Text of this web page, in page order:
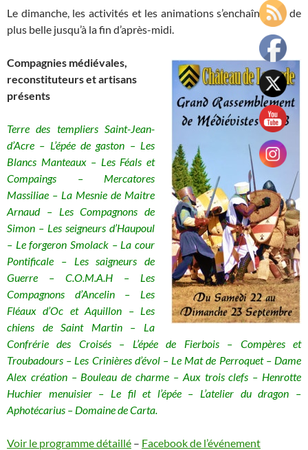
Le dimanche, les activités et les animations s’enchaîneront de
plus belle jusqu’à la fin d’après-midi.
Compagnies médiévales,
reconstituteurs et artisans
présents
Terre des templiers Saint-Jean-
d’Acre – L’épée de gaston – Les
Blancs Manteaux – Les Féals et
Compaings – Mercatores
Massiliae – La Mesnie de Maitre
Arnaud – Les Compagnons de
Simon – Les seigneurs d’Haupoul
– Le forgeron Smolack – La cour
Pontificale – Les saigneurs de
Guerre – C.O.M.A.H – Les
Compagnons d’Ancelin – Les
Fléaux d’Oc et Aquillon – Les
chiens de Saint Martin – La
Confrérie des Croisés – L’épée de Fierbois – Compères et
Troubadours – Les Crinières d’évol – Le Mat de Perroquet – Dame
Alex création – Bouleau de charme – Aux trois clefs – Henrotte
Huchier menuisier – Le fil et l’épée – L’atelier du dragon –
Aphotécarius – Domaine de Carta.
Voir le programme détaillé – Facebook de l’événement